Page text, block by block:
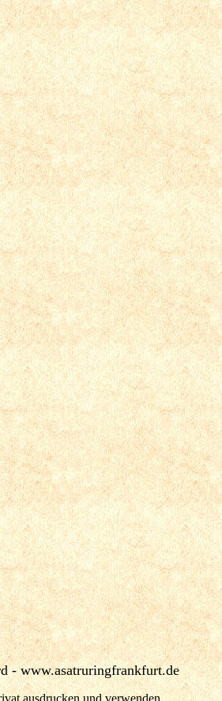
- www.asatruringfrankfurt.de